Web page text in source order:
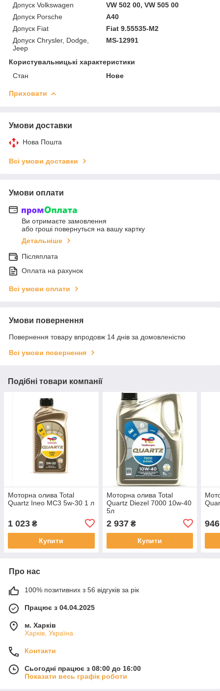
Допуск Volkswagen
VW 502 00, VW 505 00
Допуск Porsche
A40
Допуск Fiat
Fiat 9.55535-M2
Допуск Chrysler, Dodge,
Jeep
MS-12991
Користувальницькі характеристики
Стан
Нове
Приховати
Умови доставки
Нова Пошта
Всі умови доставки
Умови оплати
Ви отримаєте замовлення
або гроші повернуться на вашу картку
Детальніше
Післяплата
Оплата на рахунок
Всі умови оплати
Умови повернення
Повернення товару впродовж 14 днів за домовленістю
Всі умови повернення
Подібні товари компанії
Моторна олива Total
Quartz Ineo MC3 5w-30 1 л
1 023 ₴
Купити
Моторна олива Total
Quartz Diezel 7000 10w-40
5л
2 937₴
Купити
946
Про нас
100% позитивних з 56 відгуків за рік
Працює з 04.04.2025
м. Харків
Харків, Україна
Контакти
Сьогодні працює з 08:00 до 16:00
Показати весь графік роботи